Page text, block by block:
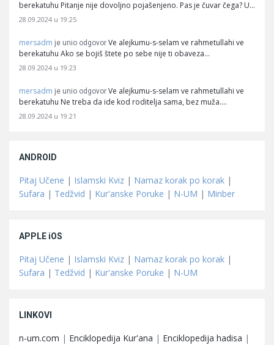
berekatuhu Pitanje nije dovoljno pojašenjeno. Pas je čuvar čega? U…
28.09.2024 u 19:25
mersadm je unio odgovor Ve alejkumu-s-selam ve rahmetullahi ve
berekatuhu Ako se bojiš štete po sebe nije ti obaveza…
28.09.2024 u 19:23
mersadm je unio odgovor Ve alejkumu-s-selam ve rahmetullahi ve
berekatuhu Ne treba da ide kod roditelja sama, bez muža.…
28.09.2024 u 19:21
ANDROID
Pitaj Učene | Islamski Kviz | Namaz korak po korak |
Sufara | Tedžvid | Kur'anske Poruke | N-UM | Minber
APPLE iOS
Pitaj Učene | Islamski Kviz | Namaz korak po korak |
Sufara | Tedžvid | Kur'anske Poruke | N-UM
LINKOVI
n-um.com | Enciklopedija Kur'ana | Enciklopedija hadisa |